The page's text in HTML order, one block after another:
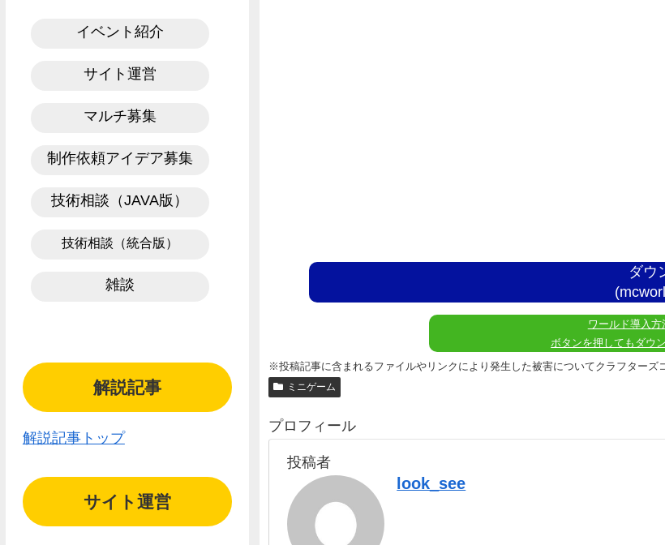
ダウ
ワールド導入
ボタンを押してもダウ
※投稿記事に含まれるファイルやリンクにより発生した被害についてクラフターズ
ミニゲーム
プロフィール
投稿者
look_see
イベント紹介
サイト運営
マルチ募集
制作依頼アイデア募集
技術相談（JAVA版）
技術相談（統合版）
雑談
解説記事
解説記事トップ
サイト運営